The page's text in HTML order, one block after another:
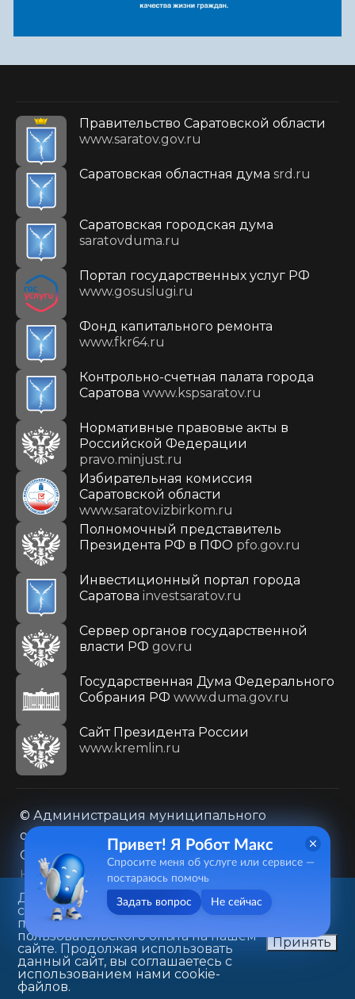
Правительство Саратовской области
www.saratov.gov.ru
Саратовская областная дума srd.ru
Саратовская городская дума
saratovduma.ru
Портал государственных услуг РФ
www.gosuslugi.ru
Фонд капитального ремонта
www.fkr64.ru
Контрольно-счетная палата города
Саратова www.kspsaratov.ru
Нормативные правовые акты в
Российской Федерации
pravo.minjust.ru
Избирательная комиссия
Саратовской области
www.saratov.izbirkom.ru
Полномочный представитель
Президента РФ в ПФО pfo.gov.ru
Инвестиционный портал города
Саратова investsaratov.ru
Сервер органов государственной
власти РФ gov.ru
Государственная Дума Федерального
Собрания РФ www.duma.gov.ru
Cайт Президента России
www.kremlin.ru
© Администрация муниципального
образования городского округа «Город
Саратов»
Контакты
Карта сайта
Политика в отношении обработки
персональных данных
410031, г. Саратов, ул. Первомайская, д. 78
+7(8452)26-02-49
Данный веб-сайт использует
cookie-файлы в целях
предоставления вам лучшего
пользовательского опыта на нашем
сайте. Продолжая использовать
данный сайт, вы соглашаетесь с
использованием нами cookie-
файлов.
Принять
Привет! Я Робот Макс
Спросите меня об услуге или сервисе —
постараюсь помочь
Задать вопрос Не сейчас